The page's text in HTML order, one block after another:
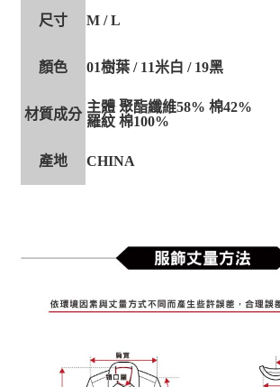
尺寸 M / L
顏色 01樹葉 / 11米白 / 19黑
材質成分 主體 聚酯纖維58% 棉42%
羅紋 棉100%
產地 CHINA